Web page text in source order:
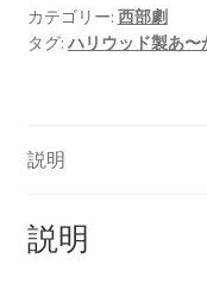
カテゴリー: 西部劇
タグ: ハリウッド製あ〜
説明
説明